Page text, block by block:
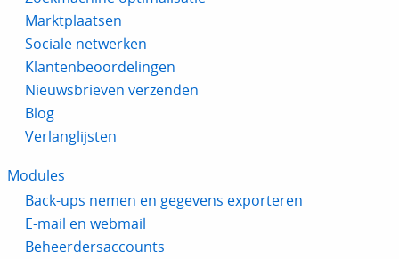
Marktplaatsen
Sociale netwerken
Klantenbeoordelingen
Nieuwsbrieven verzenden
Blog
Verlanglijsten
Modules
Back-ups nemen en gegevens exporteren
E-mail en webmail
Beheerdersaccounts